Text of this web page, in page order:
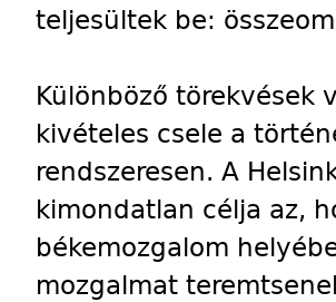
teljesültek be:
Különböző törekvések
kivételes csele a
rendszeresen. A
kimondatlan célja az,
békemozgalom
mozgalmat